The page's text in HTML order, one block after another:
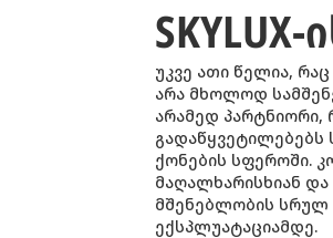
SKYLUX-
უკვე ათი წელია,
არა მხოლოდ
არამედ
გადაწყვეტილებებს
ქონების სფეროში.
მაღალხარისხიან
მშენებლობის სრულ
ექსპლუატაციამდე.